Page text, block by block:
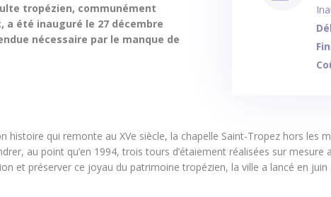
tropézien, communément
a été inauguré le 27 décembre
nécessaire par le manque de
histoire qui remonte au XVe siècle, la chapelle Saint-Tropez hors les
au point qu’en 1994, trois tours d’étaiement réalisées sur mesure
et préserver ce joyau du patrimoine tropézien, la ville a lancé en